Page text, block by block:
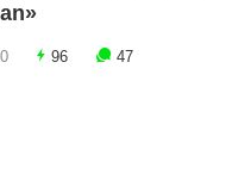
96 47